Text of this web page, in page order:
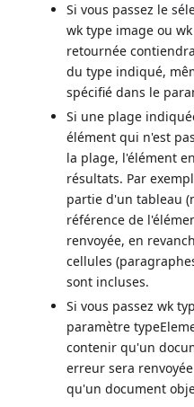
Si vous passez le
wk type image ou
retournée
du type indiqué,
spécifié dans le
Si une plage
élément qui n'est
la plage, l'élément
résultats. Par
partie d'un tableau
référence de
renvoyée, en
cellules
sont incluses.
Si vous passez wk
paramètre
contenir qu'un
erreur sera
qu'un document